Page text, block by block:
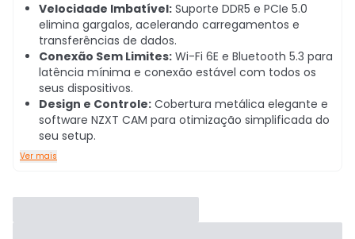
Velocidade Imbatível: Suporte DDR5 e PCIe 5.0
elimina gargalos, acelerando carregamentos e
transferências de dados.
Conexão Sem Limites: Wi-Fi 6E e Bluetooth 5.3 para
latência mínima e conexão estável com todos os
seus dispositivos.
Design e Controle: Cobertura metálica elegante e
software NZXT CAM para otimização simplificada do
seu setup.
Ver mais